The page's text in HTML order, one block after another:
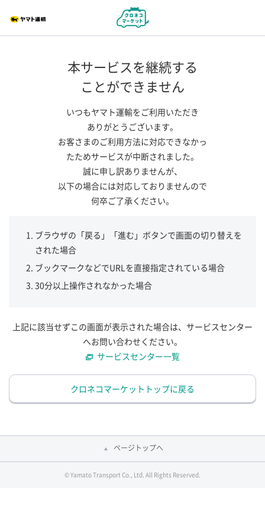
本サービスを継続する
ことができません
いつもヤマト運輸をご利用いただき
ありがとうございます。
お客さまのご利用方法に対応できなかっ
たためサービスが中断されました。
誠に申し訳ありませんが、
以下の場合には対応しておりませんので
何卒ご了承ください。
ブラウザの「戻る」「進む」ボタンで画面の切り替えを
された場合
ブックマークなどでURLを直接指定されている場合
30分以上操作されなかった場合
上記に該当せずこの画面が表示された場合は、サービスセンター
へお問い合わせください。
サービスセンター一覧
クロネコマーケットトップに戻る
ページトップへ
© Yamato Transport Co., Ltd. All Rights Reserved.